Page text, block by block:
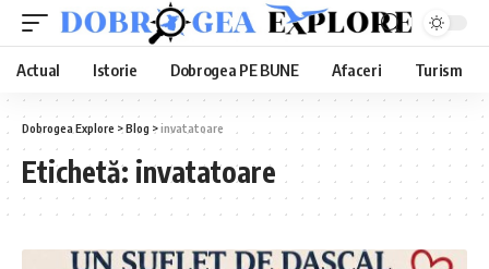
Actual Istorie Dobrogea PE BUNE Afaceri Turism
Dobrogea Explore >Blog >invatatoare
Etichetă: invatatoare